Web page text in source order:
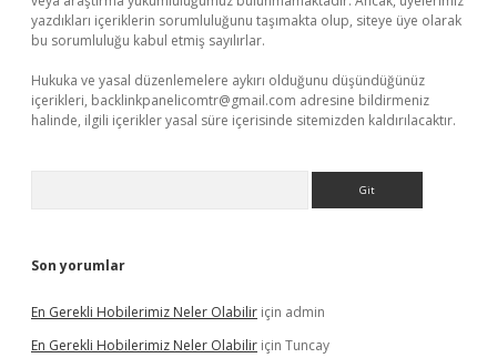
yazdıkları içeriklerin sorumluluğunu taşımakta olup, siteye üye olarak
bu sorumluluğu kabul etmiş sayılırlar.
Hukuka ve yasal düzenlemelere aykırı olduğunu düşündüğünüz
içerikleri, backlinkpanelicomtr@gmail.com adresine bildirmeniz
halinde, ilgili içerikler yasal süre içerisinde sitemizden kaldırılacaktır.
Son yorumlar
En Gerekli Hobilerimiz Neler Olabilir için admin
En Gerekli Hobilerimiz Neler Olabilir için Tuncay